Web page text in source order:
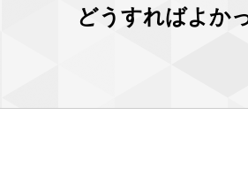
どうすればよか